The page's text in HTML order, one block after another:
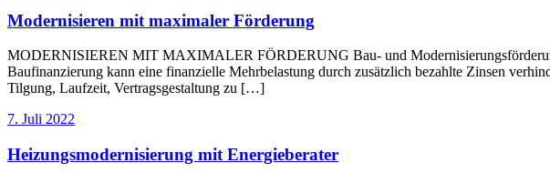
Modernisieren mit maximaler Förderung
MODERNISIEREN MIT MAXIMALER FÖRDERUNG Bau- und
Baufinanzierung kann eine finanzielle Mehrbelastung durch zusätzlich bezahlte Zinsen
Tilgung, Laufzeit, Vertragsgestaltung zu […]
7. Juli 2022
Heizungsmodernisierung mit Energieberater